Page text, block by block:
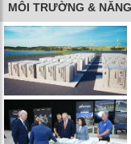
MÔI TRƯỜNG &